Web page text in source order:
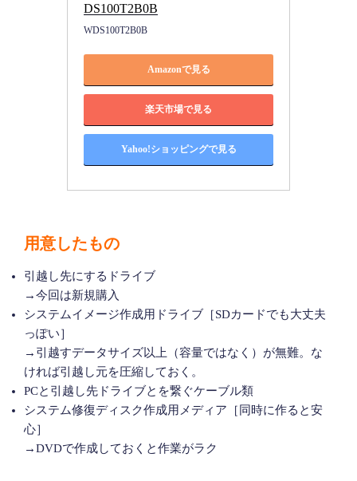
DS100T2B0B
WDS100T2B0B
Amazonで見る
楽天市場で見る
Yahoo!ショッピングで見る
用意したもの
引越し先にするドライブ
→今回は新規購入
システムイメージ作成用ドライブ［SDカードでも大丈夫
っぽい］
→引越すデータサイズ以上（容量ではなく）が無難。な
ければ引越し元を圧縮しておく。
PCと引越し先ドライブとを繋ぐケーブル類
システム修復ディスク作成用メディア［同時に作ると安
心］
→DVDで作成しておくと作業がラク